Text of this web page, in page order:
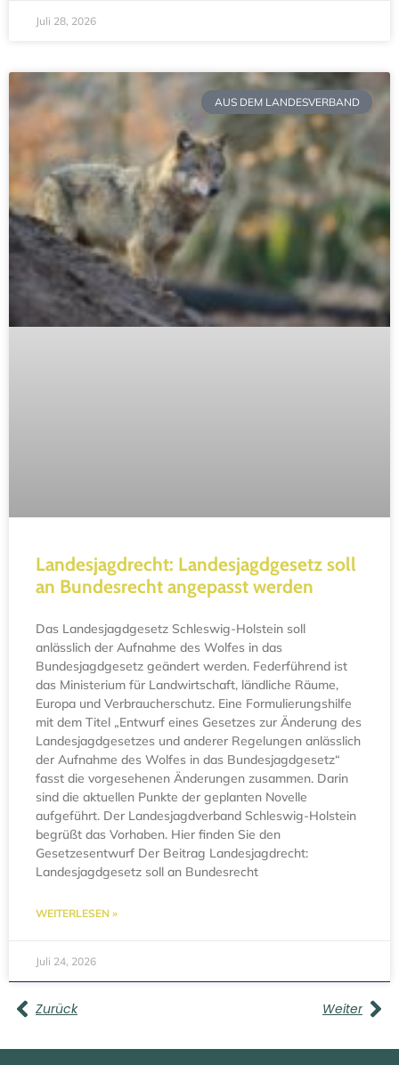
Juli 28, 2026
AUS DEM LANDESVERBAND
Landesjagdrecht: Landesjagdgesetz soll
an Bundesrecht angepasst werden
Das Landesjagdgesetz Schleswig-Holstein soll
anlässlich der Aufnahme des Wolfes in das
Bundesjagdgesetz geändert werden. Federführend ist
das Ministerium für Landwirtschaft, ländliche Räume,
Europa und Verbraucherschutz. Eine Formulierungshilfe
mit dem Titel „Entwurf eines Gesetzes zur Änderung des
Landesjagdgesetzes und anderer Regelungen anlässlich
der Aufnahme des Wolfes in das Bundesjagdgesetz“
fasst die vorgesehenen Änderungen zusammen. Darin
sind die aktuellen Punkte der geplanten Novelle
aufgeführt. Der Landesjagdverband Schleswig-Holstein
begrüßt das Vorhaben. Hier finden Sie den
Gesetzesentwurf Der Beitrag Landesjagdrecht:
Landesjagdgesetz soll an Bundesrecht
WEITERLESEN »
Juli 24, 2026
Zurück Weiter